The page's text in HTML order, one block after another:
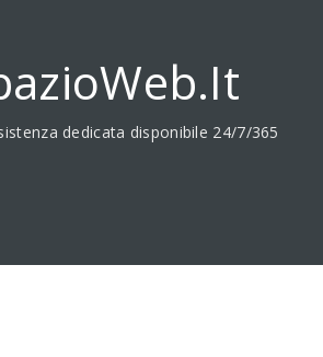
dedicata disponibile 24/7/365